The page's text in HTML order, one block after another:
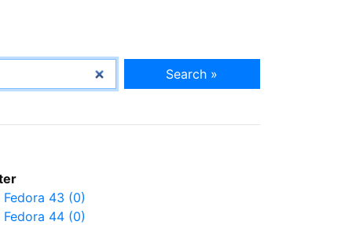
Search »
Fedora 43 (0)
Fedora 44 (0)